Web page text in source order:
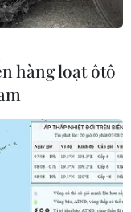
hàng loạt ôtô